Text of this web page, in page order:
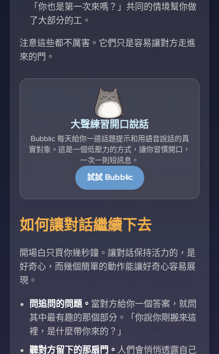
「你也是第一次來嗎？」共同的情境幫你做
了大部分的工。
注意這些都不厲害。它們只是容易讓對方走進
來的門。
大聲練習開口說話
Bubblic 每天給你一道話題提示和用語音說話的真
實對象。這是一個低壓力的方式，讓你習慣開口，
一次一則短訊息。
試試 Bubblic
如何讓對話繼續下去
開場白只買你幾秒鐘。讓對話保持活力的，是
好奇心，而幾個簡單的動作能讓好奇心容易展
現。
問追問的問題。 當對方給你一個答案，就問
其中最有趣的那個部分。「你說你剛搬來這
裡，是什麼帶你來的？」
聽對方留下的那扇門。 人們會悄悄透露自己